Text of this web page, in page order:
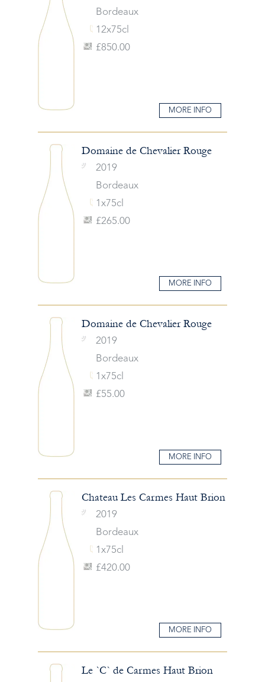
Bordeaux
12x75cl
£850.00
MORE INFO
Domaine de Chevalier Rouge
2019
Bordeaux
1x75cl
£265.00
MORE INFO
Domaine de Chevalier Rouge
2019
Bordeaux
1x75cl
£55.00
MORE INFO
Chateau Les Carmes Haut Brion
2019
Bordeaux
1x75cl
£420.00
MORE INFO
Le `C` de Carmes Haut Brion